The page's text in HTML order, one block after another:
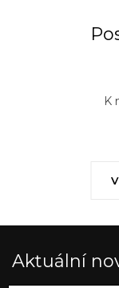
K
Aktuální